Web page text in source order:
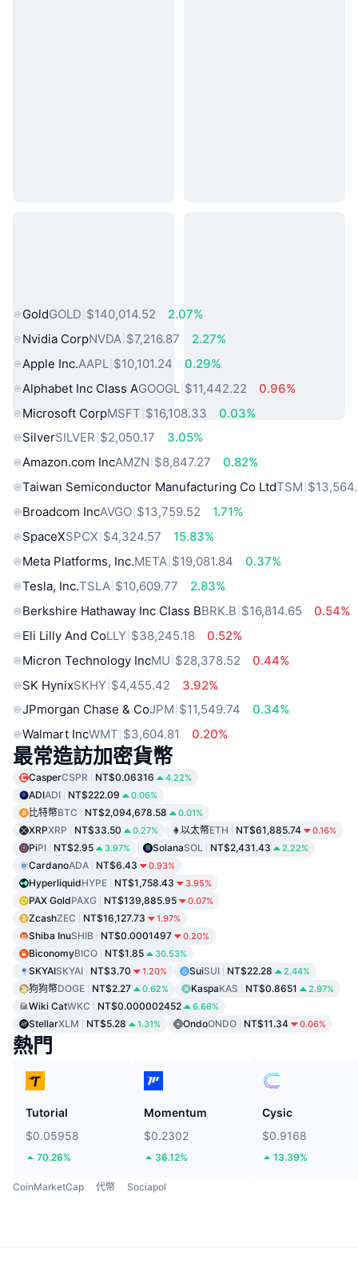
GoldGOLD $140,014.52
2.07%
Nvidia CorpNVDA $7,216.87
2.27%
Apple Inc.AAPL $10,101.24
0.29%
Alphabet Inc Class AGOOGL $11,442.22
0.96%
Microsoft CorpMSFT $16,108.33
0.03%
SilverSILVER $2,050.17
3.05%
Amazon.com IncAMZN $8,847.27
0.82%
Taiwan Semiconductor Manufacturing Co LtdTSM
Broadcom IncAVGO $13,759.52
1.71%
SpaceXSPCX $4,324.57
15.83%
Meta Platforms, Inc.META $19,081.84
0.37%
Tesla, Inc.TSLA $10,609.77
2.83%
Berkshire Hathaway Inc Class BBRK.B $16,814.65
0.54%
Eli Lilly And CoLLY $38,245.18
0.52%
Micron Technology IncMU $28,378.52
0.44%
SK HynixSKHY $4,455.42
3.92%
JPmorgan Chase & CoJPM $11,549.74
0.34%
Walmart IncWMT $3,604.81 0.20%
最常造訪加密貨幣
CasperCSPR NT$0.06316 4.22%
ADIADI NT$222.09 0.06%
比特幣BTC NT$2,094,678.58 0.01%
XRPXRP NT$33.50 0.27% 以太幣ETH NT$61,885.74 0.16%
PiPI NT$2.95 3.97% SolanaSOL NT$2,431.43 2.22%
CardanoADA NT$6.43 0.93%
HyperliquidHYPE NT$1,758.43 3.95%
PAX GoldPAXG NT$139,885.95 0.07%
ZcashZEC NT$16,127.73 1.97%
Shiba InuSHIB NT$0.0001497 0.20%
BiconomyBICO NT$1.85 30.53%
SKYAISKYAI NT$3.70 1.20% SuiSUI NT$22.28 2.44%
狗狗幣DOGE NT$2.27 0.62% KaspaKAS NT$0.8651 2.97%
Wiki CatWKC NT$0.000002452 6.66%
StellarXLM NT$5.28 1.31% OndoONDO NT$11.34 0.06%
熱門
Tutorial
$0.05958
70.26%
Momentum
$0.2302
36.12%
Cysic
$0.9168
13.39%
CoinMarketCap 代幣 Sociapol